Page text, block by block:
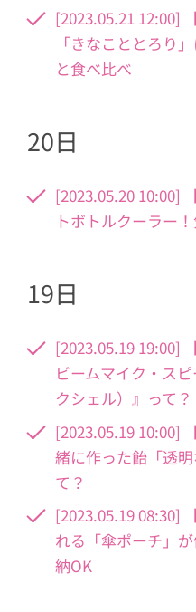
[2023.05.21 12:00]
「きなこととろり
と食べ比べ
20日
[2023.05.20 10:00]
トボトルクーラー
19日
[2023.05.19 19:00]
ビームマイク・ス
クシェル）』って？
[2023.05.19 10:00]
緒に作った飴「透
て？
[2023.05.19 08:30]
れる「傘ポーチ」
納OK